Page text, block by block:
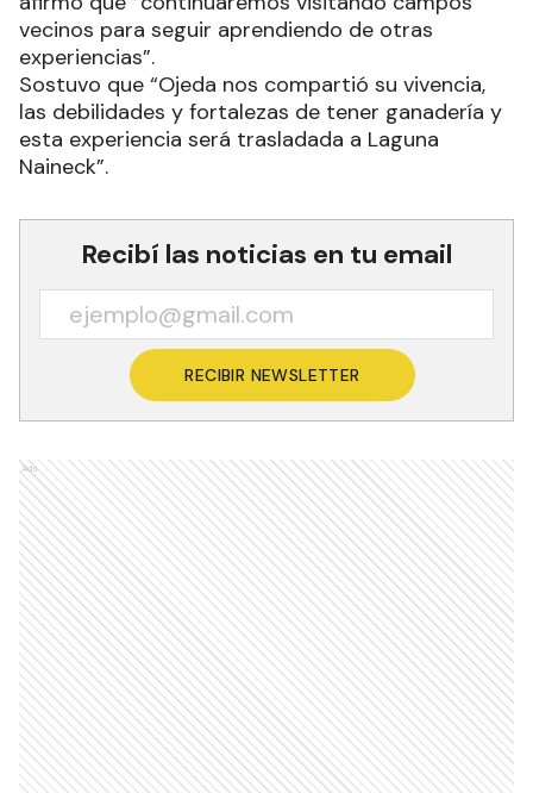
vecinos para seguir aprendiendo de otras
experiencias”.
Sostuvo que “Ojeda nos compartió su vivencia,
las debilidades y fortalezas de tener ganadería y
esta experiencia será trasladada a Laguna
Naineck”.
Recibí las noticias en tu email
RECIBIR NEWSLETTER
Ads